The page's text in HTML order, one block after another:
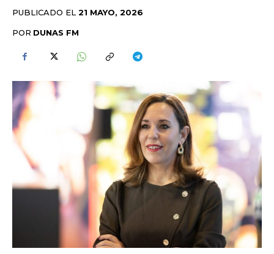
PUBLICADO EL 21 MAYO, 2026
POR DUNAS FM